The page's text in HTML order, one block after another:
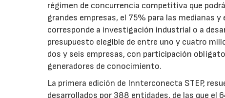
régimen de concurrencia competitiva que
grandes empresas, el 75% para las medianas
corresponde a investigación industrial o a
presupuesto elegible de entre uno y cuatro
dos y seis empresas, con participación
generadores de conocimiento.
La primera edición de Innterconecta STEP,
desarrollados por 388 entidades, de las que